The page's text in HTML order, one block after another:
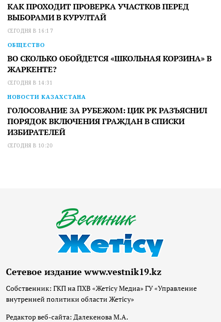
КАК ПРОХОДИТ ПРОВЕРКА УЧАСТКОВ ПЕРЕД
ВЫБОРАМИ В КУРУЛТАЙ
СЕГОДНЯ В 16:17
ОБЩЕСТВО
ВО СКОЛЬКО ОБОЙДЕТСЯ «ШКОЛЬНАЯ КОРЗИНА» В
ЖАРКЕНТЕ?
СЕГОДНЯ В 14:31
НОВОСТИ КАЗАХСТАНА
ГОЛОСОВАНИЕ ЗА РУБЕЖОМ: ЦИК РК РАЗЪЯСНИЛ
ПОРЯДОК ВКЛЮЧЕНИЯ ГРАЖДАН В СПИСКИ
ИЗБИРАТЕЛЕЙ
СЕГОДНЯ В 10:20
Сетевое издание www.vestnik19.kz
Собственник: ГКП на ПХВ «Жетісу Медиа» ГУ «Управление
внутренней политики области Жетісу»
Редактор веб-сайта: Далекенова М.А.